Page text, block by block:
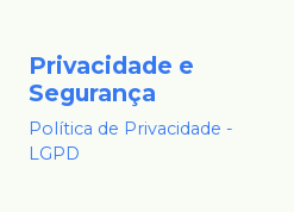
Privacidade e
Segurança
Política de Privacidade -
LGPD